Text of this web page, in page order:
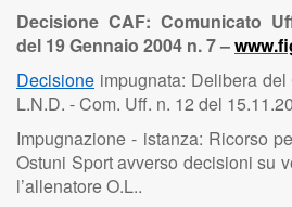
Decisione CAF: Comunicato
del 19 Gennaio 2004 n. 7 –
Decisione impugnata: Delibera
L.N.D. - Com. Uff. n. 12 del
Impugnazione - istanza: Ricorso
Ostuni Sport avverso decisioni su
l’allenatore O.L..